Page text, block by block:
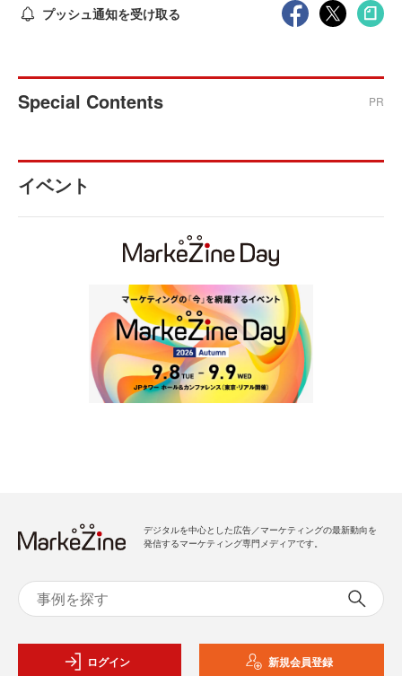
プッシュ通知を受け取る
Special Contents PR
イベント
デジタルを中心とした広告／マーケティングの最新動向を
発信するマーケティング専門メディアです。
ログイン 新規会員登録